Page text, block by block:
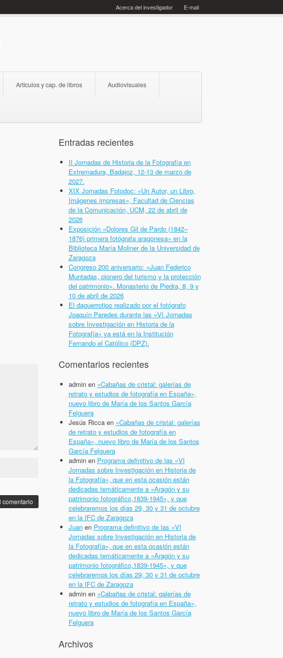
E-mail
Acerca del investigador
Artículos y cap. de libros Audiovisuales
Entradas recientes
II Jornadas de Historia de la Fotografía en
Extremadura, Badajoz, 12-13 de marzo de
2027.
XIX Jornadas Fotodoc: «Un Autor, un Libro,
Imágenes impresas», Facultad de Ciencias
de la Comunicación, UCM, 22 de abril de
2026
Exposición «Dolores Gil de Pardo (1842–
1876) primera fotógrafa aragonesa» en la
Biblioteca María Moliner de la Universidad de
Zaragoza
Congreso 200 aniversario: «Juan Federico
Muntadas, pionero del turismo y la protección
del patrimonio». Monasterio de Piedra, 8, 9 y
10 de abril de 2026
El daguerrotipo realizado por el fotógrafo
Joaquín Paredes durante las «VI Jornadas
sobre Investigación en Historia de la
Fotografía» ya está en la Institución
Fernando el Católico (DPZ).
Comentarios recientes
adminen «Cabañas de cristal: galerías de
retrato y estudios de fotografía en España»,
nuevo libro de María de los Santos García
Felguera
Jesús Riccaen «Cabañas de cristal: galerías
de retrato y estudios de fotografía en
España», nuevo libro de María de los Santos
García Felguera
adminen Programa definitivo de las «VI
Jornadas sobre Investigación en Historia de
la Fotografía», que en esta ocasión están
dedicadas temáticamente a «Aragón y su
patrimonio fotográfico,1839-1945», y que
celebraremos los días 29, 30 y 31 de octubre
en la IFC de Zaragoza
Juanen Programa definitivo de las «VI
Jornadas sobre Investigación en Historia de
la Fotografía», que en esta ocasión están
dedicadas temáticamente a «Aragón y su
patrimonio fotográfico,1839-1945», y que
celebraremos los días 29, 30 y 31 de octubre
en la IFC de Zaragoza
adminen «Cabañas de cristal: galerías de
retrato y estudios de fotografía en España»,
nuevo libro de María de los Santos García
Felguera
Archivos